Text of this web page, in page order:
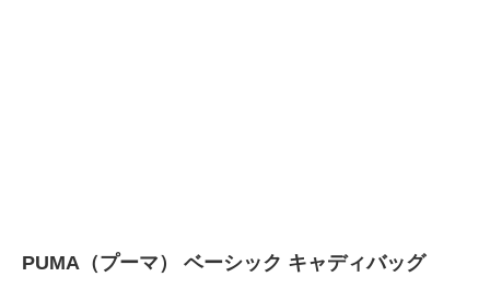
PUMA（プーマ） ベーシック キャディバッグ